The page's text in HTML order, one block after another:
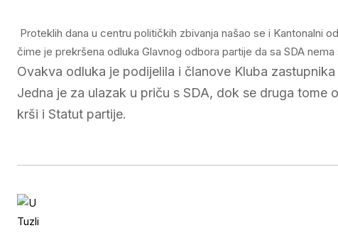
Proteklih dana u centru političkih zbivanja našao se i Kantonalni
čime je prekršena odluka Glavnog odbora partije da sa SDA
Ovakva odluka je podijelila i članove Kluba
Jedna je za ulazak u priču s SDA, dok se druga
krši i Statut partije.